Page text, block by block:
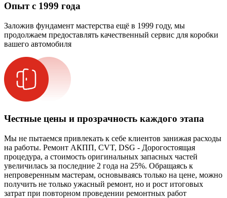
Опыт с 1999 года
Заложив фундамент мастерства ещё в 1999 году, мы
продолжаем предоставлять качественный сервис для коробки
вашего автомобиля
Честные цены и прозрачность каждого этапа
Мы не пытаемся привлекать к себе клиентов занижая расходы
на работы. Ремонт АКПП, CVT, DSG - Дорогостоящая
процедура, а стоимость оригинальных запасных частей
увеличилась за последние 2 года на 25%. Обращаясь к
непроверенным мастерам, основываясь только на цене, можно
получить не только ужасный ремонт, но и рост итоговых
затрат при повторном проведении ремонтных работ